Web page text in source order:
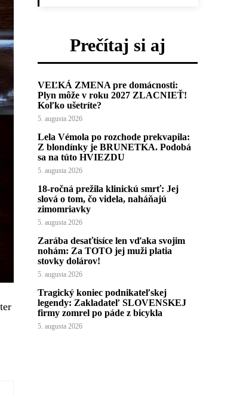
Prečítaj si aj
VEĽKÁ ZMENA pre domácnosti:
Plyn môže v roku 2027 ZLACNIEŤ!
Koľko ušetríte?
5. augusta 2026
Lela Vémola po rozchode prekvapila:
Z blondínky je BRUNETKA. Podobá
sa na túto HVIEZDU
5. augusta 2026
18-ročná prežila klinickú smrť: Jej
slová o tom, čo videla, naháňajú
zimomriavky
5. augusta 2026
Zarába desaťtisíce len vďaka svojim
nohám: Za TOTO jej muži platia
stovky dolárov!
5. augusta 2026
Tragický koniec podnikateľskej
legendy: Zakladateľ SLOVENSKEJ
firmy zomrel po páde z bicykla
5. augusta 2026